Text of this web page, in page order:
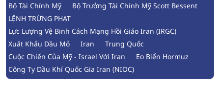
Bộ Tài Chính Mỹ
Bộ Trưởng Tài Chính Mỹ Scott Bessent
LỆNH TRỪNG PHẠT
Lực Lượng Vệ Binh Cách Mạng Hồi Giáo Iran (IRGC)
Xuất Khẩu Dầu Mỏ
Iran
Trung Quốc
Cuộc Chiến Của Mỹ - Israel Với Iran
Eo Biển Hormuz
Công Ty Dầu Khí Quốc Gia Iran (NIOC)